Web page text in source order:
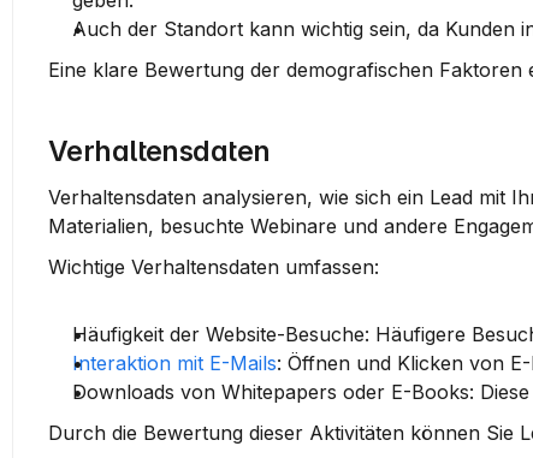
Auch der Standort kann wichtig sein, da Kunden
Eine klare Bewertung der demografischen
Verhaltensdaten
Verhaltensdaten analysieren, wie sich ein Lead mit
Materialien, besuchte Webinare und andere
Wichtige Verhaltensdaten umfassen:
Häufigkeit der Website-Besuche: Häufigere
Interaktion mit E-Mails: Öffnen und Klicken von
Downloads von Whitepapers oder E-Books:
Durch die Bewertung dieser Aktivitäten können Sie